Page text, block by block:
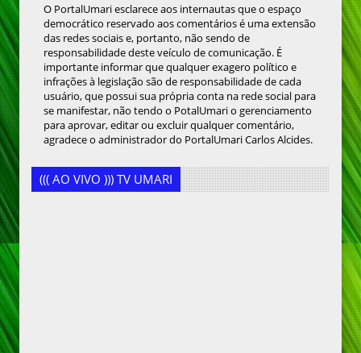
O PortalUmari esclarece aos internautas que o espaço
democrático reservado aos comentários é uma extensão
das redes sociais e, portanto, não sendo de
responsabilidade deste veículo de comunicação. É
importante informar que qualquer exagero político e
infrações à legislação são de responsabilidade de cada
usuário, que possui sua própria conta na rede social para
se manifestar, não tendo o PotalUmari o gerenciamento
para aprovar, editar ou excluir qualquer comentário,
agradece o administrador do PortalUmari Carlos Alcides.
((( AO VIVO ))) TV UMARI